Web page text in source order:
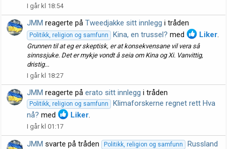
I går kl 18:54
JMM reagerte på Tweedjakke sitt innlegg i tråden
Politikk, religion og samfunn Kina, en trussel? med Liker.
Grunnen til at eg er skeptisk, er at konsekvensane vil vera så
sinnssjuke. Det er mykje vondt å seia om Kina og Xi. Vanvittig,
dristig...
I går kl 18:27
JMM reagerte på erato sitt innlegg i tråden
Politikk, religion og samfunn
Klimaforskerne regnet rett Hva
nå? med Liker.
I går kl 01:17
JMM svarte på tråden Politikk, religion og samfunn
Russland